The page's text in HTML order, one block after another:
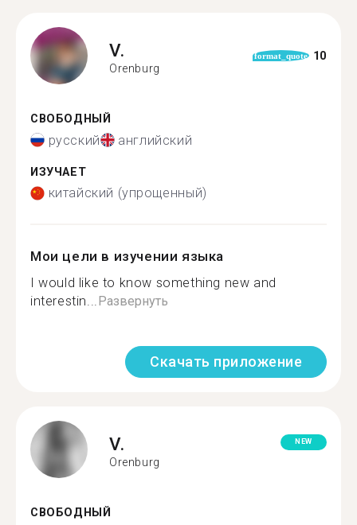
V.
Orenburg
format_quote 10
СВОБОДНЫЙ
русский английский
ИЗУЧАЕТ
китайский (упрощенный)
Мои цели в изучении языка
I would like to know something new and
interestin...Развернуть
Скачать приложение
V.
Orenburg
NEW
СВОБОДНЫЙ